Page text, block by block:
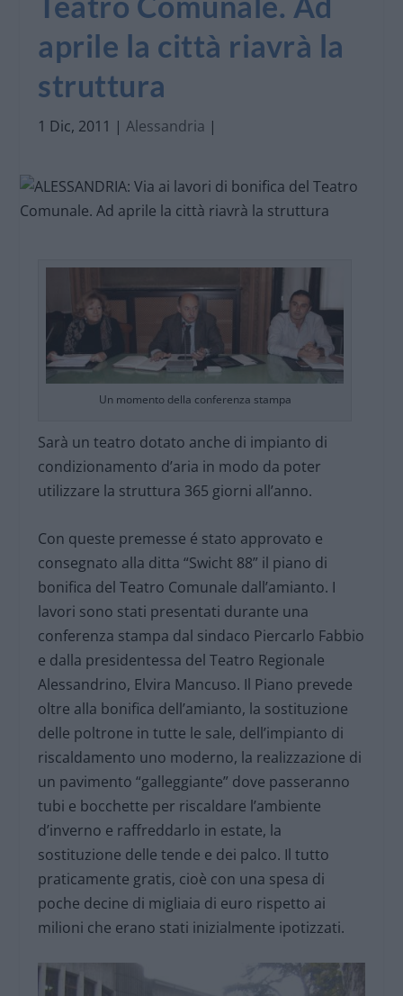
aprile la città riavrà la
struttura
1 Dic, 2011 |Alessandria |
Un momento della conferenza stampa
Sarà un teatro dotato anche di impianto di
condizionamento d’aria in modo da poter
utilizzare la struttura 365 giorni all’anno.
Con queste premesse é stato approvato e
consegnato alla ditta “Swicht 88” il piano di
bonifica del Teatro Comunale dall’amianto. I
lavori sono stati presentati durante una
conferenza stampa dal sindaco Piercarlo Fabbio
e dalla presidentessa del Teatro Regionale
Alessandrino, Elvira Mancuso. Il Piano prevede
oltre alla bonifica dell’amianto, la sostituzione
delle poltrone in tutte le sale, dell’impianto di
riscaldamento uno moderno, la realizzazione di
un pavimento “galleggiante” dove passeranno
tubi e bocchette per riscaldare l’ambiente
d’inverno e raffreddarlo in estate, la
sostituzione delle tende e dei palco. Il tutto
praticamente gratis, cioè con una spesa di
poche decine di migliaia di euro rispetto ai
milioni che erano stati inizialmente ipotizzati.